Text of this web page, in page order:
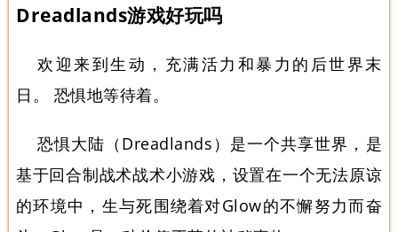
Dreadlands游戏好玩吗
欢迎来到生动，充满活力和暴力的后世界末
日。 恐惧地等待着。
恐惧大陆（Dreadlands）是一个共享世界，是
基于回合制战术战术小游戏，设置在一个无法原谅
的环境中，生与死围绕着对Glow的不懈努力而奋